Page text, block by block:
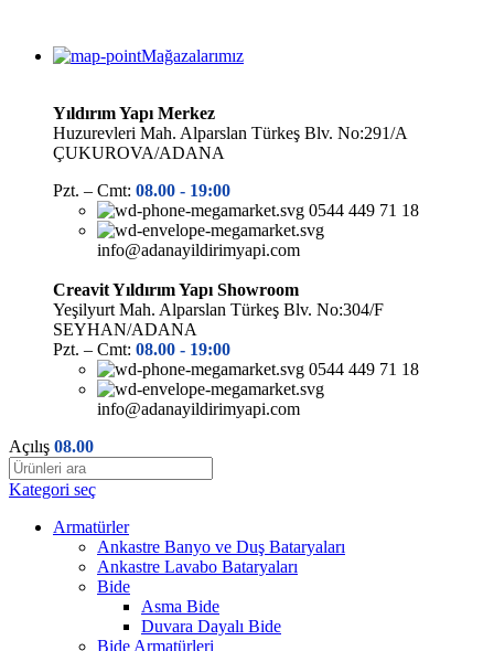
Mağazalarımız
Yıldırım Yapı Merkez
Huzurevleri Mah. Alparslan Türkeş Blv. No:291/A
ÇUKUROVA/ADANA
Pzt. – Cmt: 08.00 - 19:00
0544 449 71 18
info@adanayildirimyapi.com
Creavit Yıldırım Yapı Showroom
Yeşilyurt Mah. Alparslan Türkeş Blv. No:304/F
SEYHAN/ADANA
Pzt. – Cmt: 08.00 - 19:00
0544 449 71 18
info@adanayildirimyapi.com
Açılış 08.00
Kategori seç
Armatürler
Ankastre Banyo ve Duş Bataryaları
Ankastre Lavabo Bataryaları
Bide
Asma Bide
Duvara Dayalı Bide
Bide Armatürleri